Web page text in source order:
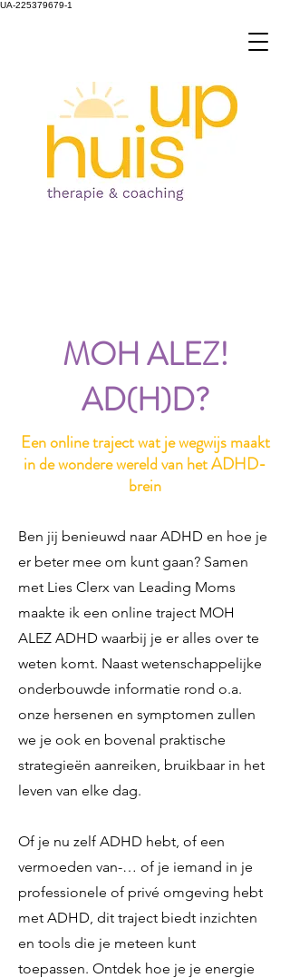
UA-225379679-1
MOH ALEZ!
AD(H)D?
Een online traject wat je wegwijs maakt
in de wondere wereld van het ADHD-
brein
Ben jij benieuwd naar ADHD en hoe je
er beter mee om kunt gaan? Samen
met Lies Clerx van Leading Moms
maakte ik een online traject MOH
ALEZ ADHD waarbij je er alles over te
weten komt. Naast wetenschappelijke
onderbouwde informatie rond o.a.
onze hersenen en symptomen zullen
we je ook en bovenal praktische
strategieën aanreiken, bruikbaar in het
leven van elke dag.
Of je nu zelf ADHD hebt, of een
vermoeden van-… of je iemand in je
professionele of privé omgeving hebt
met ADHD, dit traject biedt inzichten
en tools die je meteen kunt
toepassen. Ontdek hoe je je energie